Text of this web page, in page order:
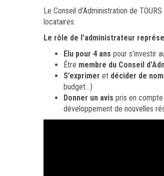
Le Conseil d’Administration de
locataires.
Le rôle de l’administrateur
Elu pour 4 ans pour s’investir
Être membre du Conseil
S’exprimer et décider de
budget…)
Donner un avis pris en
développement de nouvelles